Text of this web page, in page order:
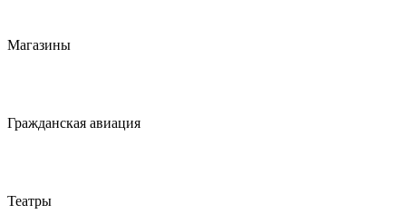
Магазины
Гражданская авиация
Театры